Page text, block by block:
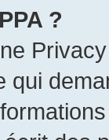
?
qui